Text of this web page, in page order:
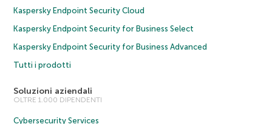
Kaspersky Endpoint Security Cloud
Kaspersky Endpoint Security for Business Select
Kaspersky Endpoint Security for Business Advanced
Tutti i prodotti
Soluzioni aziendali
OLTRE 1.000 DIPENDENTI
Cybersecurity Services